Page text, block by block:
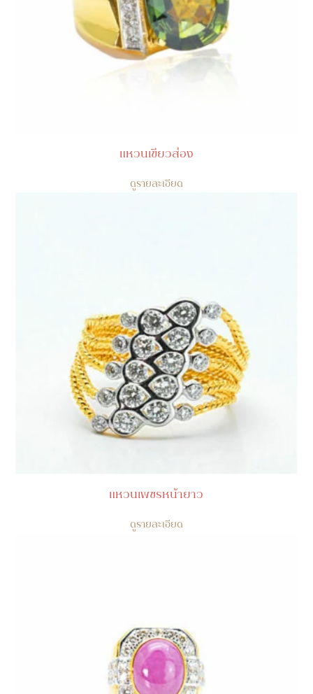
แหวนเขียวส่อง
ดูรายละเอียด
แหวนเพชรหน้ายาว
ดูรายละเอียด